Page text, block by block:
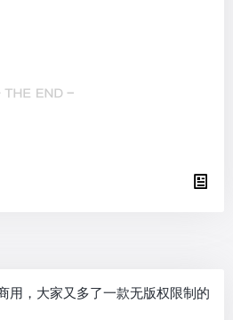
用，大家又多了一款无版权限制的